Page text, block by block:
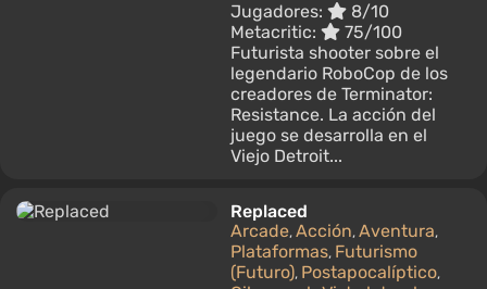
Jugadores:
8/10
Metacritic:
75/100
Futurista shooter sobre el
legendario RoboCop de los
creadores de Terminator:
Resistance. La acción del
juego se desarrolla en el
Viejo Detroit...
Replaced
Arcade, Acción, Aventura,
Plataformas, Futurismo
(Futuro), Postapocalíptico,